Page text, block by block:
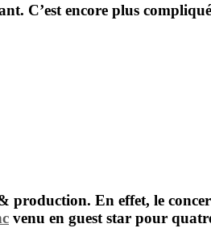
C’est encore plus
production. En effet, le
venu en guest star pour